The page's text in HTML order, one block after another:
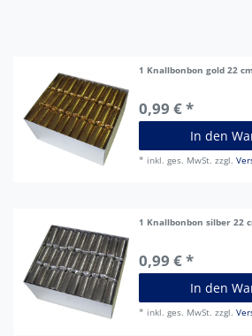
1 Knallbonbon gold 22 cm
0,99 € *
In den
* inkl. ges. MwSt. zzgl.
1 Knallbonbon silber 22
0,99 € *
In den
* inkl. ges. MwSt. zzgl.